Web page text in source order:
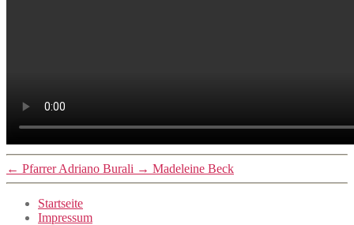
← Pfarrer Adriano Burali → Madeleine Beck
Startseite
Impressum